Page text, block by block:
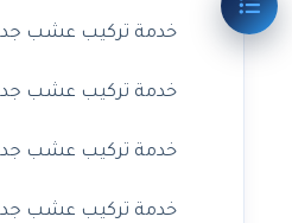
خدمة تركيب عشب
خدمة تركيب عشب
خدمة تركيب عشب
خدمة تركيب عشب